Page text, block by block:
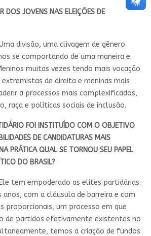
DOS JOVENS NAS ELEIÇÕES DE
divisão, uma clivagem de gênero
se comportando de uma maneira e
muitas vezes tendo mais vocação
de direita e meninas mais
a processos mais complexificados,
raça e políticas sociais de inclusão.
FOI INSTITUÍDO COM O OBJETIVO
DE CANDIDATURAS MAIS
PRÁTICA QUAL SE TORNOU SEU PAPEL
DO BRASIL?
tem empoderado as elites partidárias.
com a cláusula de barreira e com
proporcionais, um processo em que
de partidos efetivamente existentes no
temos a criação de fundos